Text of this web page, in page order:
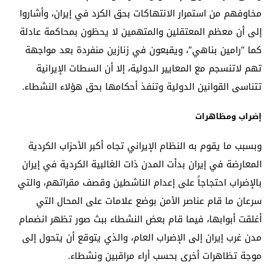
مخاوفهم من استمرار الانتهاكات بحق الكرد في إيران، وأشاروا
إلى أن معظم المعتقلين والمتهمين لا يحظون بمحاكمة عادلة
كما “رامين بناهي”، ويقبعون في زنازين منفردة بعد مواجهة
تهم لاتنسجم مع المعايير الدولية، إلا أن السطات الإيرانية
تتناسى القوانين الدولية وتنفذ أحكامها بحق هؤلاء النشطاء.
إضراب ومظاهرات
وبسبب ما يقوم به النظام الإيراني تجاه أكبر الأحزاب الكردية
المعارضة في إيران بدأت المدن ذات الغالبية الكردية في إيران
بالإضراب احتجاجاً على إعدام الناشطين وقصف مقراتهم، والتي
سرعان ما قام عناصر الأمن بوضع علامات على المحال التي
أغلقت أبوابها، فيما قام بعض النشطاء ببث صور تظهر انضمام
مدن غرب إيران إلى الإضراب العام، والذي يتوقع أن يتحول إلى
موجة تظاهرات أخرى بحسب أراء مراقبين ونشطاء.